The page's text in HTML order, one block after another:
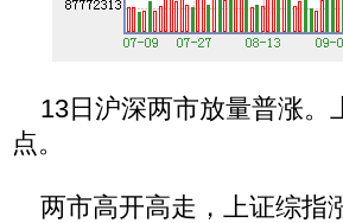
13日沪深两市放量普涨。
点。
两市高开高走，上证综指